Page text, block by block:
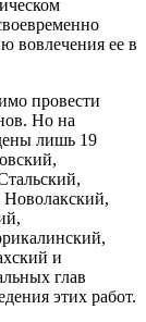
вовлечения ее в
провести
Но на
лишь 19
Новолакский,
и
глав
этих работ.